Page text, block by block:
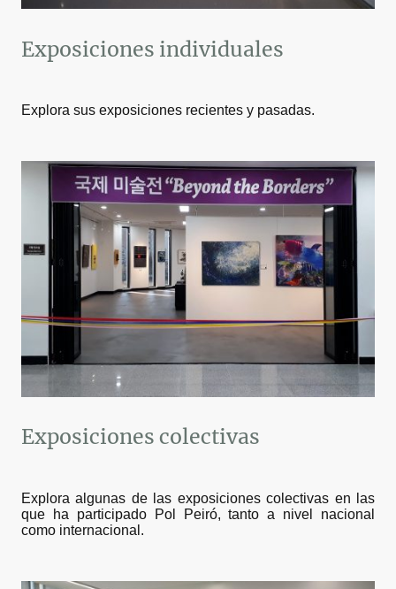
Exposiciones individuales
Explora sus exposiciones recientes y pasadas.
Exposiciones colectivas
Explora algunas de las exposiciones colectivas en las
que ha participado Pol Peiró, tanto a nivel nacional
como internacional.